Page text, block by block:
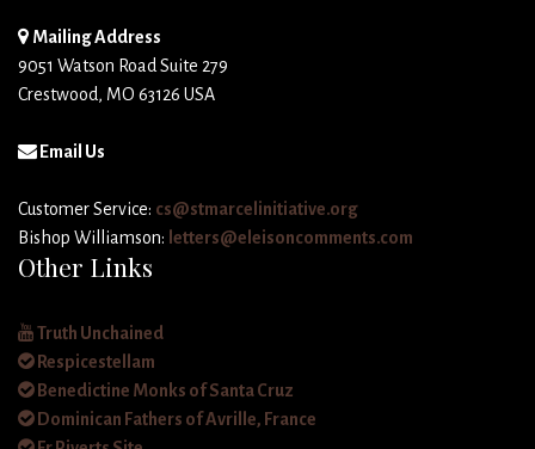
Mailing Address
9051 Watson Road Suite 279
Crestwood, MO 63126 USA
Email Us
Customer Service: cs@stmarcelinitiative.org
Bishop Williamson: letters@eleisoncomments.com
Other Links
Truth Unchained
Respicestellam
Benedictine Monks of Santa Cruz
Dominican Fathers of Avrille, France